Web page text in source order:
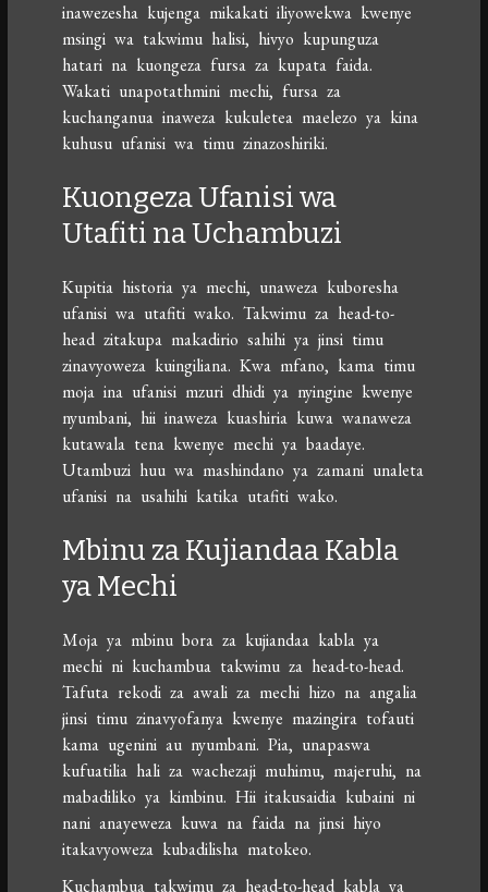
inawezesha kujenga mikakati iliyowekwa kwenye
msingi wa takwimu halisi, hivyo kupunguza
hatari na kuongeza fursa za kupata faida.
Wakati unapotathmini mechi, fursa za
kuchanganua inaweza kukuletea maelezo ya kina
kuhusu ufanisi wa timu zinazoshiriki.
Kuongeza Ufanisi wa
Utafiti na Uchambuzi
Kupitia historia ya mechi, unaweza kuboresha
ufanisi wa utafiti wako. Takwimu za head-to-
head zitakupa makadirio sahihi ya jinsi timu
zinavyoweza kuingiliana. Kwa mfano, kama timu
moja ina ufanisi mzuri dhidi ya nyingine kwenye
nyumbani, hii inaweza kuashiria kuwa wanaweza
kutawala tena kwenye mechi ya baadaye.
Utambuzi huu wa mashindano ya zamani unaleta
ufanisi na usahihi katika utafiti wako.
Mbinu za Kujiandaa Kabla
ya Mechi
Moja ya mbinu bora za kujiandaa kabla ya
mechi ni kuchambua takwimu za head-to-head.
Tafuta rekodi za awali za mechi hizo na angalia
jinsi timu zinavyofanya kwenye mazingira tofauti
kama ugenini au nyumbani. Pia, unapaswa
kufuatilia hali za wachezaji muhimu, majeruhi, na
mabadiliko ya kimbinu. Hii itakusaidia kubaini ni
nani anayeweza kuwa na faida na jinsi hiyo
itakavyoweza kubadilisha matokeo.
Kuchambua takwimu za head-to-head kabla ya